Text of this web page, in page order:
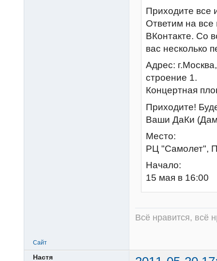
Приходите все
Ответим на все
ВКонтакте. Со
вас несколько
Адрес:
строение 1.
Концертная
Приходите!
Ваши ДаКи
Место:
РЦ "Самолет",
Начало:
15 мая в 16:00
Всё нравится, всё
Сайт
Настя